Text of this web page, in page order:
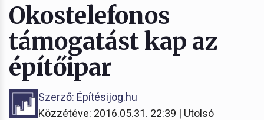
Okostelefonos
támogatást kap az
építőipar
Szerző: Építésijog.hu
Közzétéve: 2016.05.31. 22:39 | Utolsó